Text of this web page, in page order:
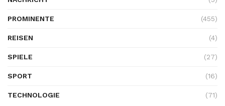
PROMINENTE (455)
REISEN (4)
SPIELE (27)
SPORT (16)
TECHNOLOGIE (71)